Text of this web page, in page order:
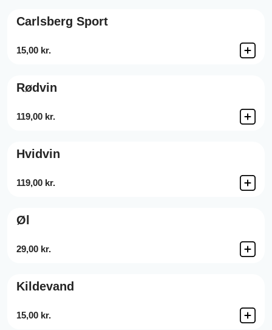
Carlsberg Sport
15,00 kr.
Rødvin
119,00 kr.
Hvidvin
119,00 kr.
Øl
29,00 kr.
Kildevand
15,00 kr.